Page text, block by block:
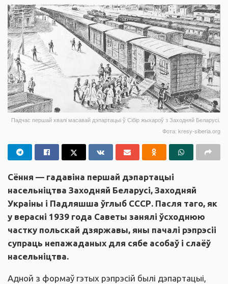
Падчас першай хвалі масавай дэпартацыі ў Сібір жыхароў з Заходняй Беларусі.
Фота: kresy-siberia.org
Сёння — гадавіна першай дэпартацыі
насельніцтва Заходняй Беларусі, Заходняй
Украіны і Падляшша ўглыб СССР. Пасля таго, як
у верасні 1939 года Саветы занялі ўсходнюю
частку польскай дзяржавы, яны пачалі рэпрэсіі
супраць непажаданых для сябе асобаў і слаёў
насельніцтва.
Адной з формаў гэтых рэпрэсій былі дэпартацыі,